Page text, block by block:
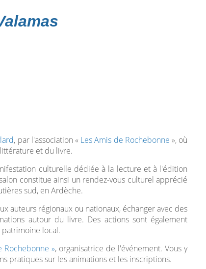
, par l'association « Les Amis de Rochebonne », où
et du livre.
culturelle dédiée à la lecture et à l'édition
constitue ainsi un rendez-vous culturel apprécié
sud, en Ardèche.
auteurs régionaux ou nationaux, échanger avec des
autour du livre. Des actions sont également
local.
Rochebonne », organisatrice de l'événement. Vous y
pratiques sur les animations et les inscriptions.